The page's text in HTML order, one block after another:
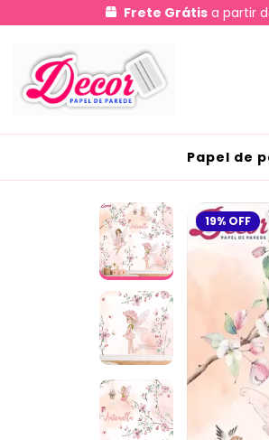
Frete Grátis a partir
Papel de
19% OFF